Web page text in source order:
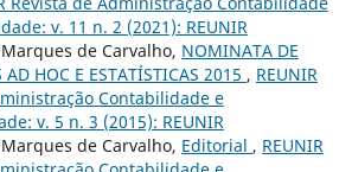
v. 11 n. 2 (2021): REUNIR
de Carvalho, NOMINATA DE
AD HOC E ESTATÍSTICAS 2015 , REUNIR
Contabilidade e
v. 5 n. 3 (2015): REUNIR
de Carvalho, Editorial , REUNIR